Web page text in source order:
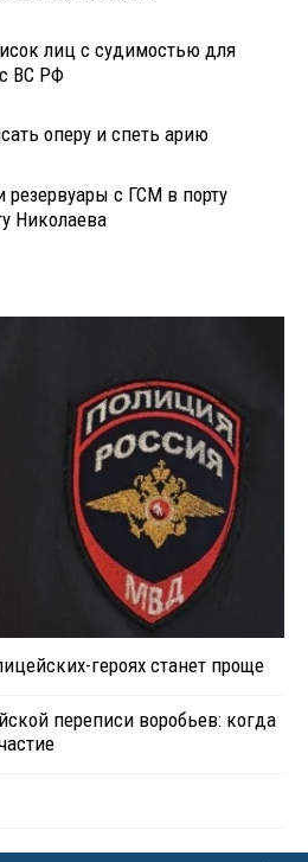
лиц с судимостью для
ВС РФ
оперу и спеть арию
резервуары с ГСМ в порту
Николаева
героях станет проще
переписи воробьев: когда